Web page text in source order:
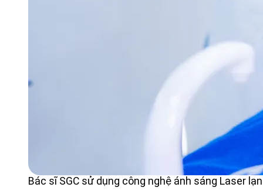
Bác sĩ SGC sử dụng công nghệ ánh sáng Laser